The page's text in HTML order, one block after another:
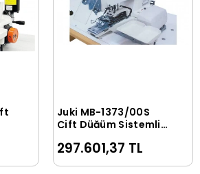
Sepete Ekle
Juki MB-1373/00S
Çift Düğüm Sistemli
Makinası
297.601,37 TL